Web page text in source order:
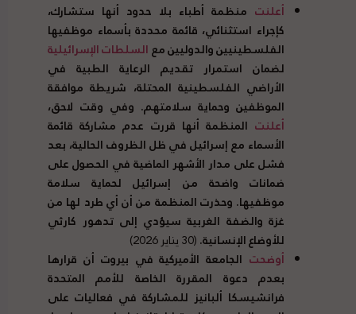
أعلنت منظمة أطباء بلا حدود أنها ستشارك،
كإجراء استثنائي، قائمة محددة بأسماء موظفيها
الفلسطينيين والدوليين معالسلطات الإسرائيلية
لضمان استمرار تقديم الرعاية الطبية في
الأراضي الفلسطينية المحتلة، شريطة موافقة
الموظفين وحماية سلامتهم. وفي وقت لاحق،
أعلنت المنظمة أنها قررت عدم مشاركة قائمة
الأسماء مع إسرائيل في ظل الظروف الحالية، بعد
فشل على مدار الأشهر الماضية في الحصول على
ضمانات واضحة من إسرائيل لحماية سلامة
موظفيها. وحذرت المنظمة من أن أي طرد لها من
غزة والضفة الغربية سيؤدي إلى تدهور كارثي
للأوضاع الإنسانية.(30 يناير 2026)
أوضحت الجامعة الأميركية في بيروت أن قرارها
بعدم دعوة المقررة الخاصة للأمم المتحدة
فرانشيسكا ألبانيز للمشاركة في فعاليات على